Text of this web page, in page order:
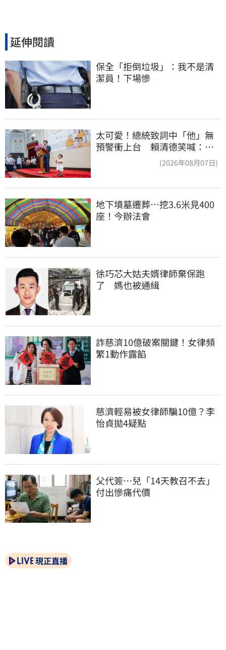
延伸閱讀
保全「拒倒垃圾」：我不是清
潔員！下場慘
太可愛！總統致詞中「他」無
預警衝上台 賴清德笑喊：卸
(2026年08月07日)
地下墳墓遷葬…挖3.6米見400
座！今辦法會
徐巧芯大姑夫婿律師棄保跑
了　媽也被通緝
詐慈濟10億破案關鍵！女律頻
繁1動作露餡
慈濟輕易被女律師騙10億？李
怡貞拋4疑點
父代簽…兒「14天教召不去」
付出慘痛代價
現正直播